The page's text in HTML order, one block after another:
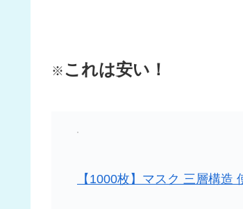
※ これは安い！
【1000枚】マスク 三層構